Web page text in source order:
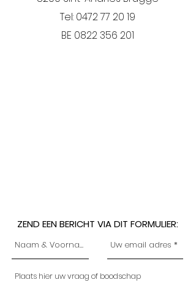
Tel: 0472 77 20 19
BE 0822 356 201
ZEND EEN BERICHT VIA DIT FORMULIER: